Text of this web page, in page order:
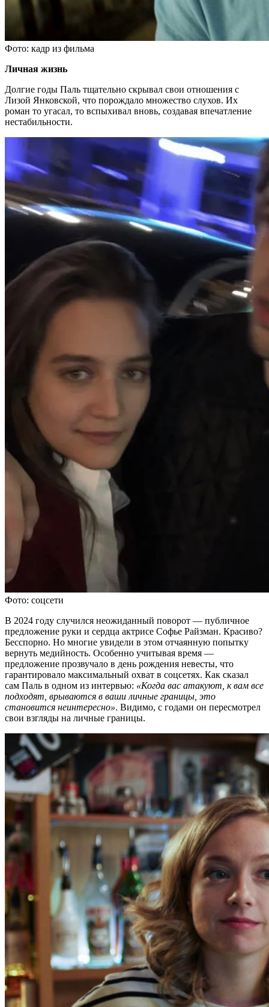
Фото: кадр из фильма
Личная жизнь
Долгие годы Паль тщательно скрывал свои отношения с
Лизой Янковской, что порождало множество слухов. Их
роман то угасал, то вспыхивал вновь, создавая впечатление
нестабильности.
Фото: соцсети
В 2024 году случился неожиданный поворот — публичное
предложение руки и сердца актрисе Софье Райзман. Красиво?
Бесспорно. Но многие увидели в этом отчаянную попытку
вернуть медийность. Особенно учитывая время —
предложение прозвучало в день рождения невесты, что
гарантировало максимальный охват в соцсетях. Как сказал
сам Паль в одном из интервью: «Когда вас атакуют, к вам все
подходят, врываются в ваши личные границы, это
становится неинтересно». Видимо, с годами он пересмотрел
свои взгляды на личные границы.